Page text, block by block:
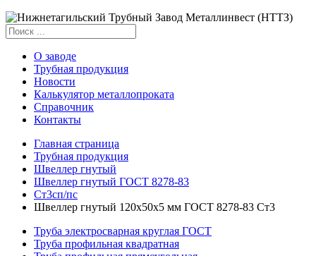
О заводе
Трубная продукция
Новости
Калькулятор металлопроката
Справочник
Контакты
Главная страница
Трубная продукция
Швеллер гнутый
Швеллер гнутый ГОСТ 8278-83
Ст3сп/пс
Швеллер гнутый 120x50x5 мм ГОСТ 8278-83 Ст3
Труба электросварная круглая ГОСТ
Труба профильная квадратная